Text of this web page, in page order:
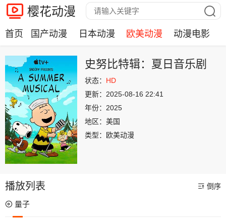
樱花动漫
首页 国产动漫 日本动漫 欧美动漫 动漫电影
史努比特辑：夏日音乐剧
状态： HD
更新： 2025-08-16 22:41
年份： 2025
地区： 美国
类型：
欧美动漫
播放列表 倒序
量子